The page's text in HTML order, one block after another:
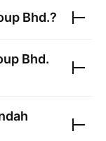
Bhd.?
Bhd.